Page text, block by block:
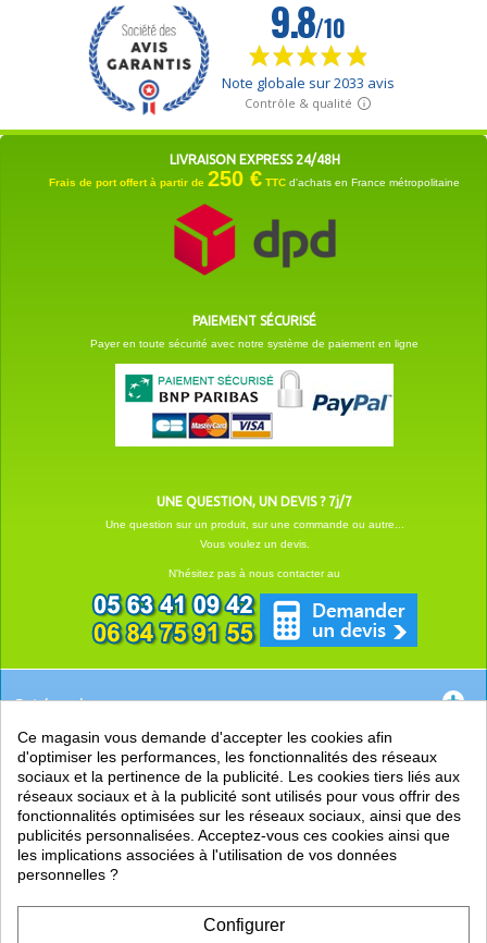
LIVRAISON EXPRESS 24/48H
Frais de port offert à partir de 250 € TTC d'achats en France métropolitaine
PAIEMENT SÉCURISÉ
Payer en toute sécurité avec notre système de paiement en ligne
UNE QUESTION, UN DEVIS ? 7j/7
Une question sur un produit, sur une commande ou autre...
Vous voulez un devis.
N'hésitez pas à nous contacter au
Catégories
EN SAVOIR +
PRATIQUE
LIENS
Ce magasin vous demande d'accepter les cookies afin
d'optimiser les performances, les fonctionnalités des réseaux
sociaux et la pertinence de la publicité. Les cookies tiers liés aux
réseaux sociaux et à la publicité sont utilisés pour vous offrir des
fonctionnalités optimisées sur les réseaux sociaux, ainsi que des
publicités personnalisées. Acceptez-vous ces cookies ainsi que
les implications associées à l'utilisation de vos données
personnelles ?
Configurer